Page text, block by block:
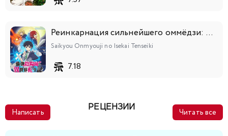
Реинкарнация сильнейшего оммёдзи: Эти монстры слишком слабы по сравнению с моим ёкаем
Saikyou Onmyouji no Isekai Tenseiki
7.18
Написать
РЕЦЕНЗИИ
Читать все